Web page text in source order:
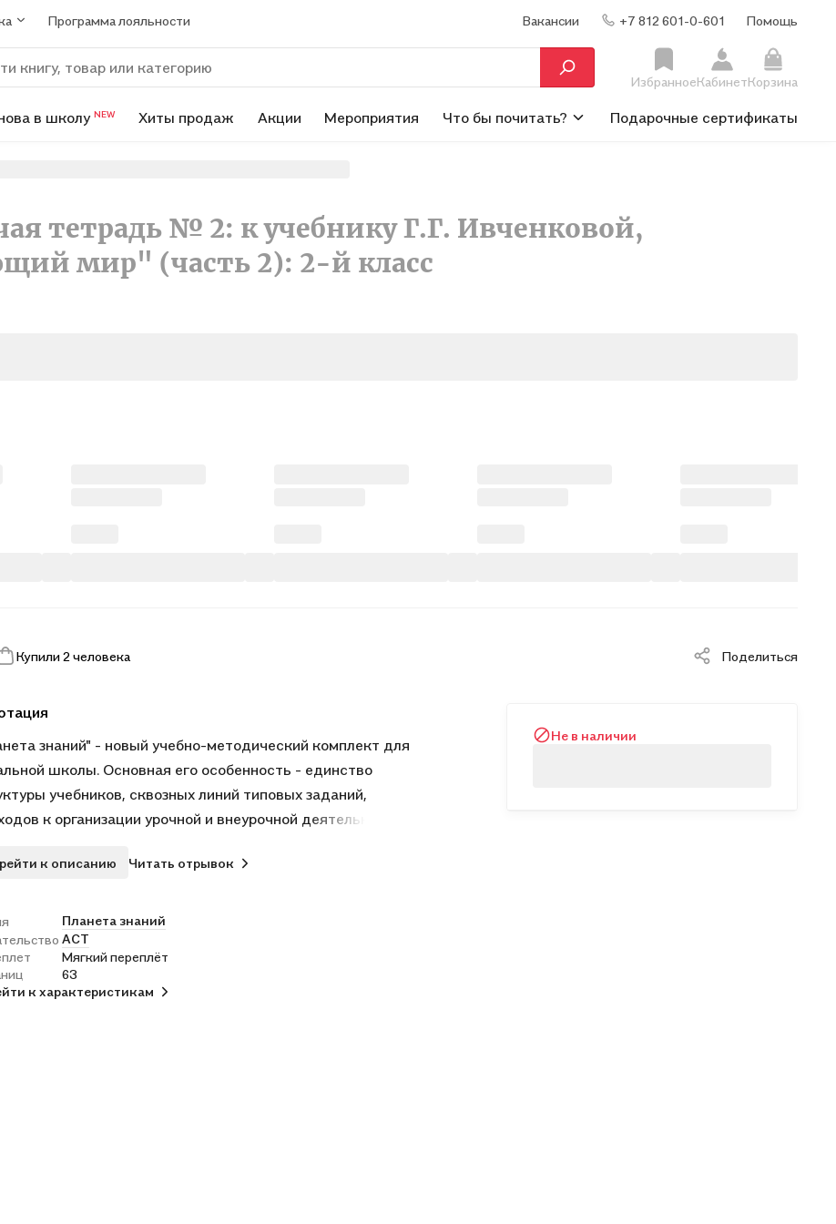
Программа лояльности Вакансии +7 812 601-0-601 Помощь
ИзбранноеКабинетКорзина
в школу NEW Хиты продаж Акции Мероприятия Что бы почитать? Подарочные сертификаты
тетрадь № 2: к учебнику Г.Г. Ивченковой,
мир" (часть 2): 2-й класс
Купили 2 человека Поделиться
знаний" - новый учебно-методический комплект для
школы. Основная его особенность - единство
учебников, сквозных линий типовых заданий,
к организации урочной и внеурочной деятельности. .
к описанию Читать отрывок
Планета знаний
АСТ
Мягкий переплёт
63
к характеристикам
Не в наличии